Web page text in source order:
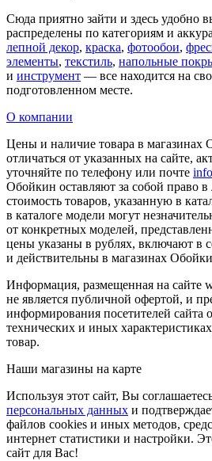
Сюда приятно зайти и здесь удобно
распределены по категориям и
лепной декор, краска, фотообои,
элементы, текстиль, напольные
и инструмент — все находится на
подготовленном месте.
О компании
Цены и наличие товара в магазинах
отличаться от указанных на сайте,
уточняйте по телефону или почте
Обойкин оставляют за собой право
стоимость товаров, указанную в
в каталоге модели могут
от конкретных моделей,
цены указаны в рублях, включают в
и действительны в магазинах
Информация, размещенная на сайте
не является публичной офертой, и
информирования посетителей сайта
технических и иных
товар.
Наши магазины на карте
Используя этот сайт, Вы
персональных данных и
файлов cookies и иных методов,
интернет статистики и настройки.
сайт для Вас!